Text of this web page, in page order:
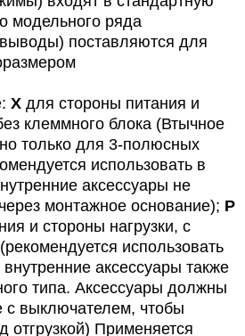
модельного ряда
поставляются для
X для стороны питания и
клеммного блока (Втычное
только для 3-полюсных
использовать в
аксессуары не
монтажное основание); P
и стороны нагрузки, с
использовать
аксессуары также
типа. Аксессуары должны
с выключателем, чтобы
отгрузкой) Применяется